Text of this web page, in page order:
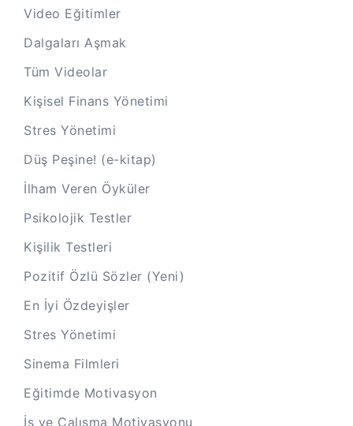
Video Eğitimler
Dalgaları Aşmak
Tüm Videolar
Kişisel Finans Yönetimi
Stres Yönetimi
Düş Peşine! (e-kitap)
İlham Veren Öyküler
Psikolojik Testler
Kişilik Testleri
Pozitif Özlü Sözler (Yeni)
En İyi Özdeyişler
Stres Yönetimi
Sinema Filmleri
Eğitimde Motivasyon
İş ve Çalışma Motivasyonu